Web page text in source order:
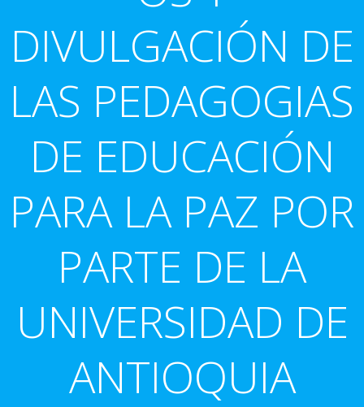
DIVULGACIÓN DE
LAS PEDAGOGIAS
DE EDUCACIÓN
PARA LA PAZ POR
PARTE DE LA
UNIVERSIDAD DE
ANTIOQUIA